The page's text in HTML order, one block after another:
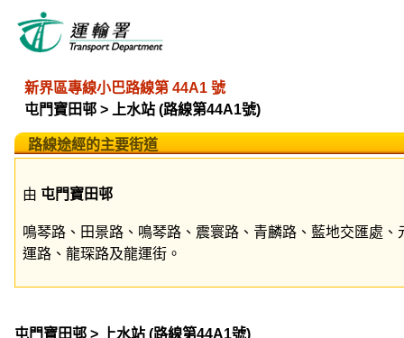
新界區專線小巴路線第 44A1 號
屯門寶田邨 > 上水站 (路線第44A1號)
路線途經的主要街道
由 屯門寶田邨
鳴琴路、田景路、鳴琴路、震寰路、青麟路、藍地交匯處
運路、龍琛路及龍運街。
屯門寶田邨 > 上水站 (路線第44A1號)